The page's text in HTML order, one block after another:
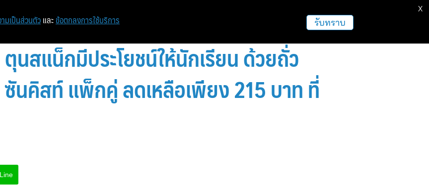
หน้าแรก ท่องเที่ยว ฝากข่าวประชาสัมพันธ์
นสแน็กมีประโยชน์ให้นักเรียน ด้วยถั่ว
นคิสท์ แพ็กคู่ ลดเหลือเพียง 215 บาท ที่
Line
มเป็นส่วนตัว และ ข้อตกลงการใช้บริการ รับทราบ
X